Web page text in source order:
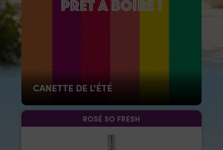
CANETTE DE L'ÉTÉ
ROSÉ SO FRESH